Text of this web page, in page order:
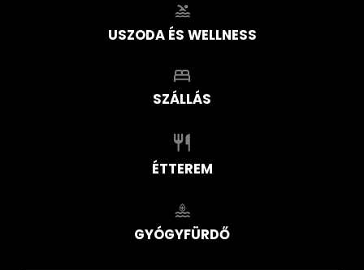
USZODA ÉS WELLNESS
SZÁLLÁS
ÉTTEREM
GYÓGYFÜRDŐ